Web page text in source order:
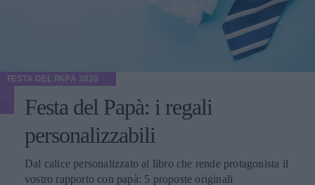
FESTA DEL PAPÀ 2020
Festa del Papà: i regali
personalizzabili
Dal calice personalizzato al libro che rende protagonista il
vostro rapporto con papà: 5 proposte originali